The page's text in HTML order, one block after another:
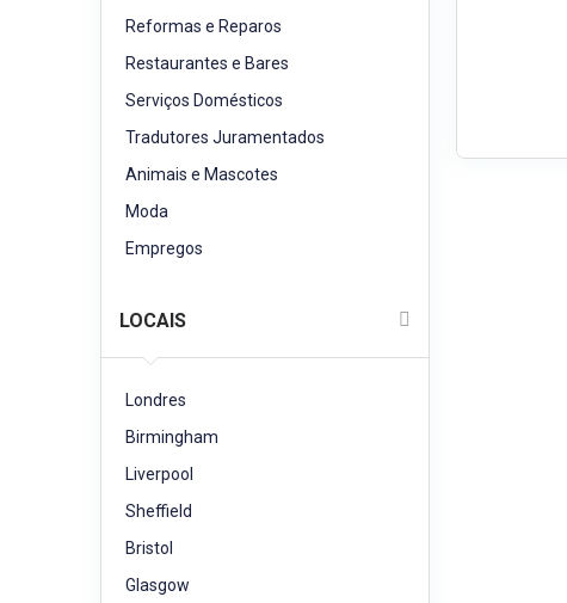
Reformas e Reparos
Restaurantes e Bares
Serviços Domésticos
Tradutores Juramentados
Animais e Mascotes
Moda
Empregos
LOCAIS
Londres
Birmingham
Liverpool
Sheffield
Bristol
Glasgow